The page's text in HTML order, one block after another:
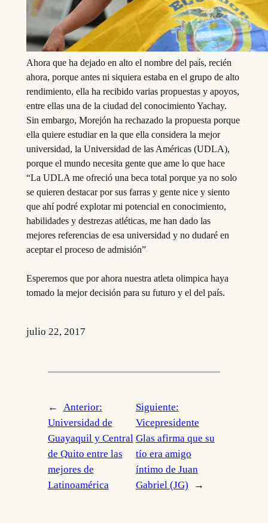
Ahora que ha dejado en alto el nombre del país, recién
ahora, porque antes ni siquiera estaba en el grupo de alto
rendimiento, ella ha recibido varias propuestas y apoyos,
entre ellas una de la ciudad del conocimiento Yachay.
Sin embargo, Morejón ha rechazado la propuesta porque
ella quiere estudiar en la que ella considera la mejor
universidad, la Universidad de las Américas (UDLA),
porque el mundo necesita gente que ame lo que hace
“La UDLA me ofreció una beca total porque ya no solo
se quieren destacar por sus farras y gente nice y siento
que ahí podré explotar mi potencial en conocimiento,
habilidades y destrezas atléticas, me han dado las
mejores referencias de esa universidad y no dudaré en
aceptar el proceso de admisión”
Esperemos que por ahora nuestra atleta olimpica haya
tomado la mejor decisión para su futuro y el del país.
julio 22, 2017
←
Anterior:
Universidad de
Guayaquil y Central
de Quito entre las
mejores de
Latinoamérica
Siguiente:
Vicepresidente
Glas afirma que su
tío era amigo
íntimo de Juan
Gabriel (JG)
→